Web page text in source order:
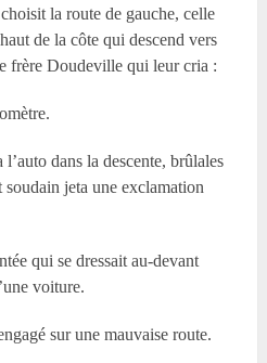
la route de gauche, celle
de la côte qui descend vers
frère Doudeville qui leur cria :
dans la descente, brûlales
soudain jeta une exclamation
qui se dressait au-devant
voiture.
sur une mauvaise route.